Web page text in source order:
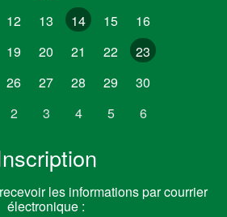
12 13 14 15
16
19 20 21 22
23
26 27 28 29
30
2 3 4 5 6
les informations par courrier
électronique :